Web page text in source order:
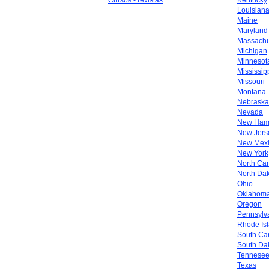
Louisiana
Maine
Maryland
Michigan
Missouri
Montana
Nebraska
Nevada
New
New
New
New York
North
North
Ohio
Oregon
Rhode
South
South
Tennesee
Texas